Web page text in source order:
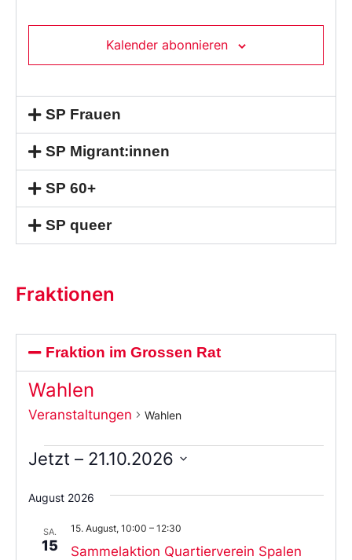
Kalender abonnieren
SP Frauen
SP Migrant:innen
SP 60+
SP queer
Fraktionen
Fraktion im Grossen Rat
Wahlen
Veranstaltungen Wahlen
Jetzt – 21.10.2026
Sie
das
aus.
August 2026
SA.
15 Sammelaktion Quartierverein Spalen
15. August, 10:00 – 12:30